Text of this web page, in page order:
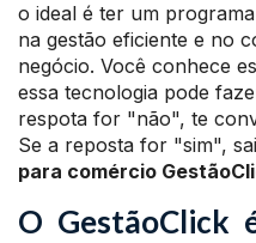
o ideal é ter um
na gestão eficiente e no
negócio. Você conhece
essa tecnologia pode
respota for "não", te
Se a reposta for "sim",
para comércio
O GestãoClick